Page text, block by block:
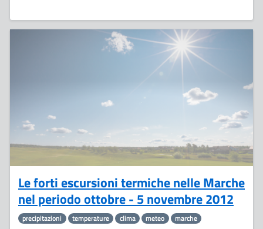
Le forti escursioni termiche nelle Marche
nel periodo ottobre - 5 novembre 2012
precipitazioni temperature clima meteo marche